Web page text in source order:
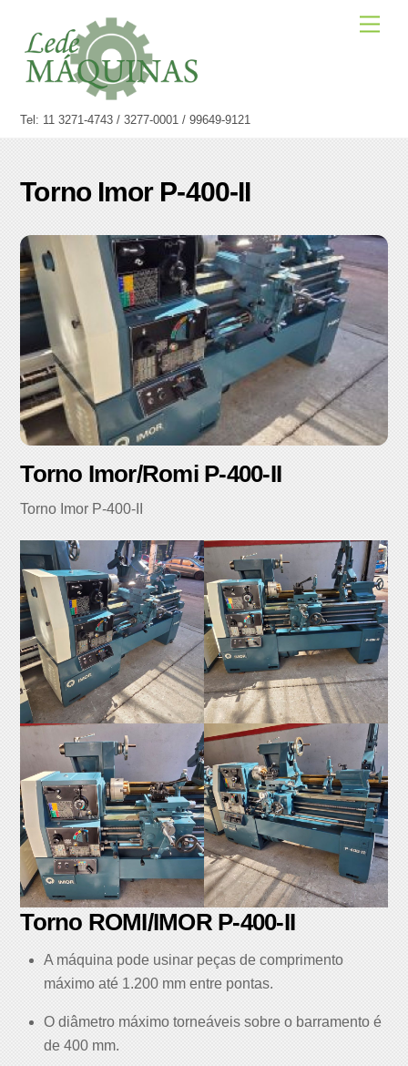
content
Tel: 11 3271-4743 / 3277-0001 / 99649-9121
Torno Imor P-400-II
Torno Imor/Romi P-400-II
Torno Imor P-400-II
Torno ROMI/IMOR P-400-II
A máquina pode usinar peças de comprimento
máximo até 1.200 mm entre pontas.
O diâmetro máximo torneáveis sobre o barramento é
de 400 mm.